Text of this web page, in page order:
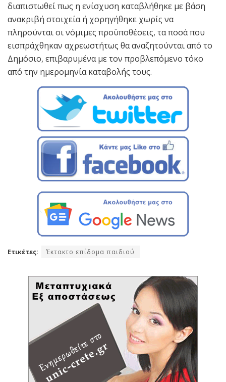
διαπιστωθεί πως η ενίσχυση καταβλήθηκε με βάση
ανακριβή στοιχεία ή χορηγήθηκε χωρίς να
πληρούνται οι νόμιμες προϋποθέσεις, τα ποσά που
εισπράχθηκαν αχρεωστήτως θα αναζητούνται από το
Δημόσιο, επιβαρυμένα με τον προβλεπόμενο τόκο
από την ημερομηνία καταβολής τους.
Ετικέτες: Έκτακτο επίδομα παιδιού